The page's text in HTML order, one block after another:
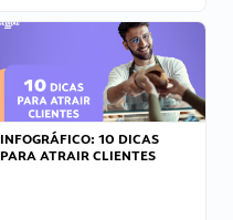
INFOGRÁFICO: 10 DICAS
PARA ATRAIR CLIENTES